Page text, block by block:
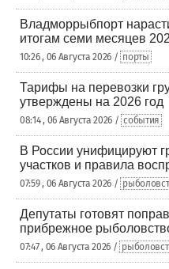
Владморрыбпорт
итогам семи месяцев
10:26 , 06 Августа 2026 / порты
Тарифы на перевозки
утверждены на 2026 год
08:14 , 06 Августа 2026 / события
В России унифицируют
участков и правила
07:59 , 06 Августа 2026 /
Депутаты готовят
прибрежное
07:47 , 06 Августа 2026 /